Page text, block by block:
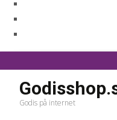
Godis på internet